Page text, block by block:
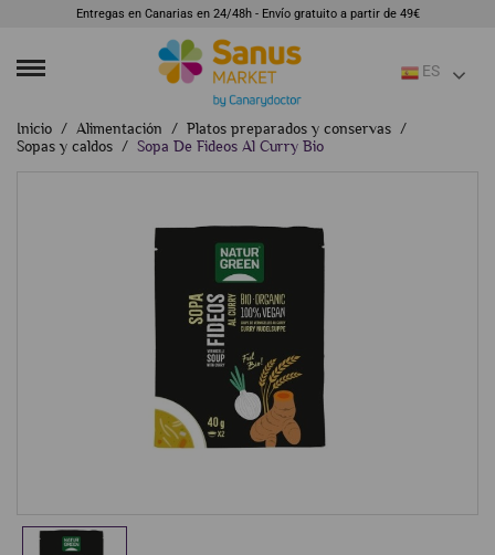
Entregas en Canarias en 24/48h - Envío gratuito a partir de 49€
ES
Inicio Alimentación
Platos preparados y conservas
Sopas y caldos
Sopa De Fideos Al Curry Bio